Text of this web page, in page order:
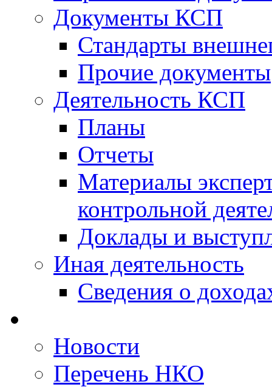
Документы КСП
Стандарты
Прочие документы
Деятельность КСП
Планы
Отчеты
Материалы
контрольной
Доклады и
Иная деятельность
Сведения о
Новости
Перечень НКО